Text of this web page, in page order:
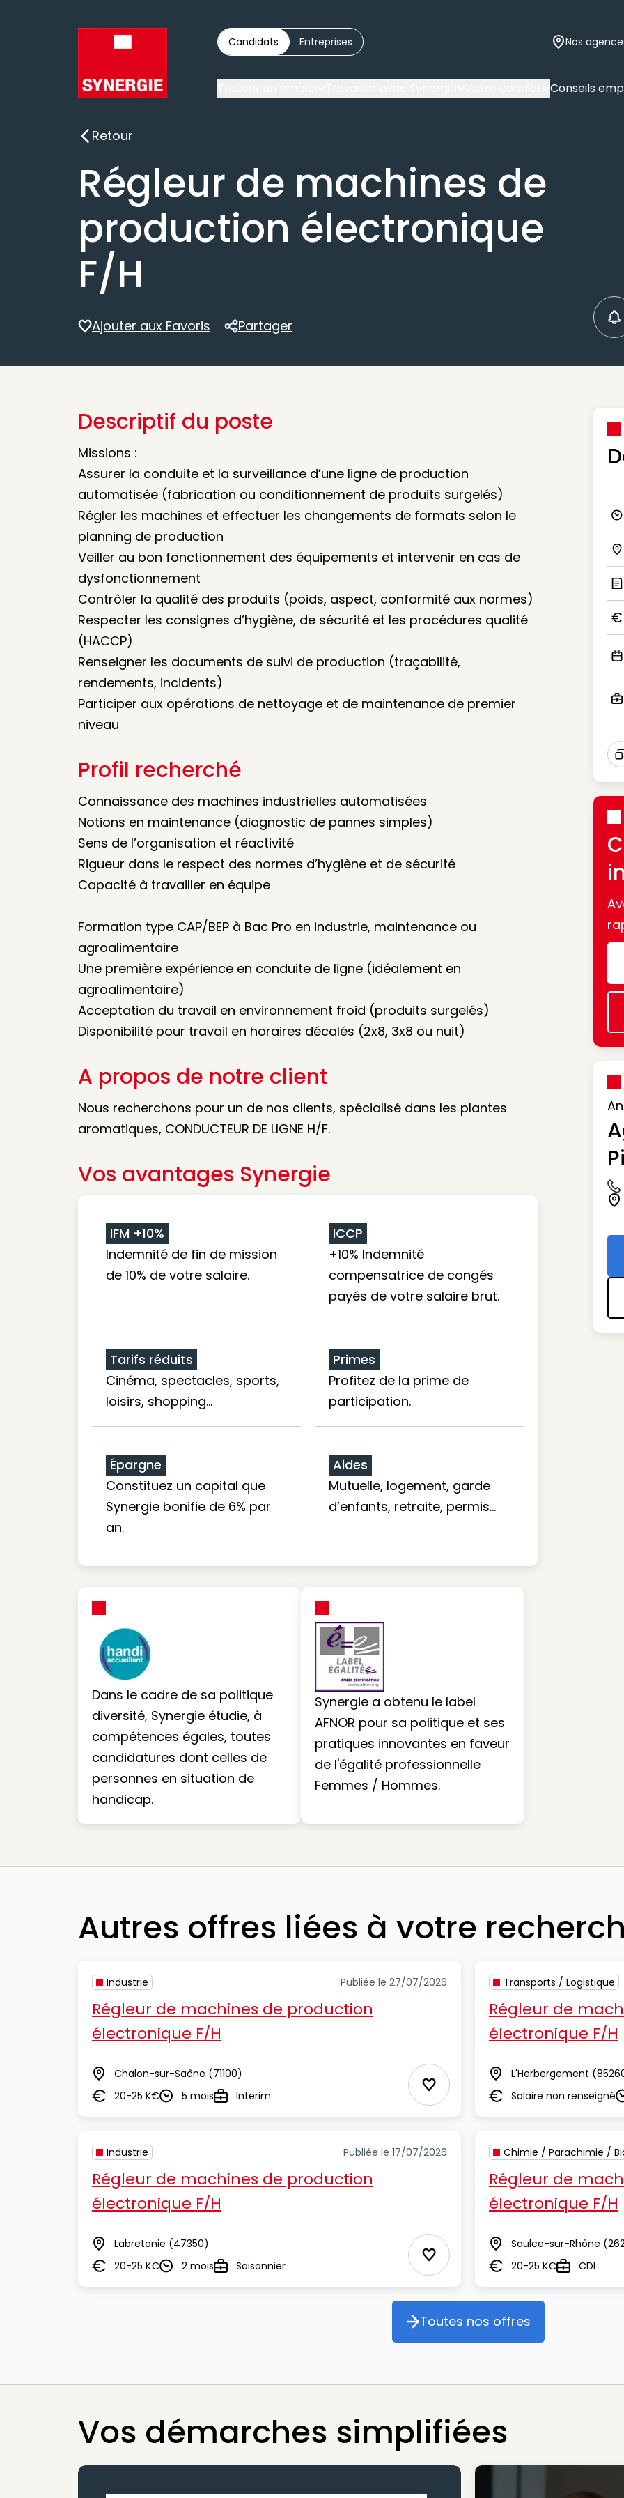
Candidats Entreprises Nos
Conseils
Retour
Retour
Régleur de machines de
production électronique
F/H
Ajouter aux Favoris
Partager
Partager
Descriptif du poste
Missions :
Assurer la conduite et la surveillance d’une ligne de production
automatisée (fabrication ou conditionnement de produits surgelés)
Régler les machines et effectuer les changements de formats selon le
planning de production
Veiller au bon fonctionnement des équipements et intervenir en cas de
dysfonctionnement
Contrôler la qualité des produits (poids, aspect, conformité aux normes)
Respecter les consignes d’hygiène, de sécurité et les procédures qualité
(HACCP)
Renseigner les documents de suivi de production (traçabilité,
rendements, incidents)
Participer aux opérations de nettoyage et de maintenance de premier
niveau
Profil recherché
Connaissance des machines industrielles automatisées
Notions en maintenance (diagnostic de pannes simples)
Sens de l’organisation et réactivité
Rigueur dans le respect des normes d’hygiène et de sécurité
Capacité à travailler en équipe
Formation type CAP/BEP à Bac Pro en industrie, maintenance ou
agroalimentaire
Une première expérience en conduite de ligne (idéalement en
agroalimentaire)
Acceptation du travail en environnement froid (produits surgelés)
Disponibilité pour travail en horaires décalés (2x8, 3x8 ou nuit)
A propos de notre client
Nous recherchons pour un de nos clients, spécialisé dans les plantes
aromatiques, CONDUCTEUR DE LIGNE H/F.
Vos avantages Synergie
IFM +10%
Indemnité de fin de mission
de 10% de votre salaire.
ICCP
+10% Indemnité
compensatrice de congés
payés de votre salaire brut.
Tarifs réduits
Cinéma, spectacles, sports,
loisirs, shopping...
Primes
Profitez de la prime de
participation.
Épargne
Constituez un capital que
Synergie bonifie de 6% par
an.
Aides
Mutuelle, logement, garde
d’enfants, retraite, permis…
Dans le cadre de sa politique
diversité, Synergie étudie, à
compétences égales, toutes
candidatures dont celles de
personnes en situation de
handicap.
Synergie a obtenu le label
AFNOR pour sa politique et ses
pratiques innovantes en faveur
de l'égalité professionnelle
Femmes / Hommes.
Autres offres liées à votre
Industrie Publiée le 27/07/2026
Régleur de machines de production
électronique F/H
Lieu Chalon-sur-Saône (71100)
Salaire20-25 K€Durée5 moisTypeInterim Ajouter aux Favoris
Transports / Logistique
Régleur de
électronique F/H
Lieu L'Herbergement
SalaireSalaire non renseigné
Industrie Publiée le 17/07/2026
Régleur de machines de production
électronique F/H
Lieu Labretonie (47350)
Salaire20-25 K€Durée2 moisTypeSaisonnier Ajouter aux Favoris
Chimie / Parachimie /
Régleur de
électronique F/H
Lieu Saulce-sur-Rhône
Salaire20-25 K€TypeCDI
Toutes nos offres
Toutes nos offres
Vos démarches simplifiées